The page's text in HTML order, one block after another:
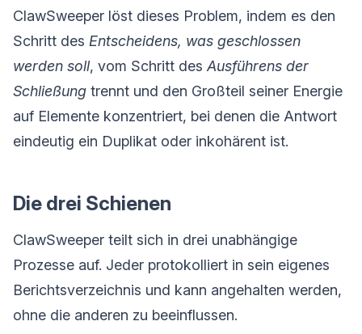
ClawSweeper löst dieses Problem, indem es den
Schritt des Entscheidens, was geschlossen
werden soll, vom Schritt des Ausführens der
Schließung trennt und den Großteil seiner Energie
auf Elemente konzentriert, bei denen die Antwort
eindeutig ein Duplikat oder inkohärent ist.
Die drei Schienen
ClawSweeper teilt sich in drei unabhängige
Prozesse auf. Jeder protokolliert in sein eigenes
Berichtsverzeichnis und kann angehalten werden,
ohne die anderen zu beeinflussen.